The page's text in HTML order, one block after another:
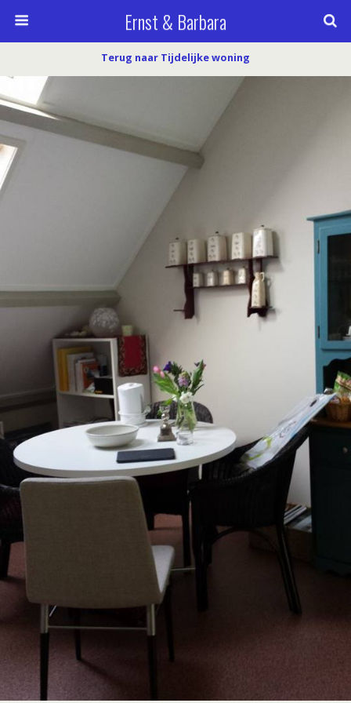
Ernst & Barbara
Terug naar Tijdelijke woning